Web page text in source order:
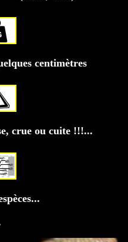
centimètres
crue ou cuite !!!...